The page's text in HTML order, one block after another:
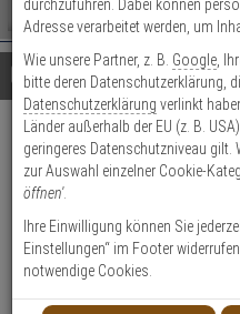
durchsuchen
Bitte
geben
Sie
mindestens
Zeichen
ein,
um
Suche
Es
wurde
noch
Kategorien
Suche
gestartet
Details Beratung
ABUS
Türspion 1200/
Produktmerkmale
Datenblatt drucken
durchzuführen. Dabei können
Adresse verarbeitet werden, um
Wie unsere Partner, z. B. Google ,
bitte deren Datenschutzerklärung,
Datenschutzerklärung verlinkt
Länder außerhalb der EU (z. B.
geringeres Datenschutzniveau
zur Auswahl einzelner Cookie-
öffnen'.
Ihre Einwilligung können Sie
Einstellungen“ im Footer
notwendige Cookies.